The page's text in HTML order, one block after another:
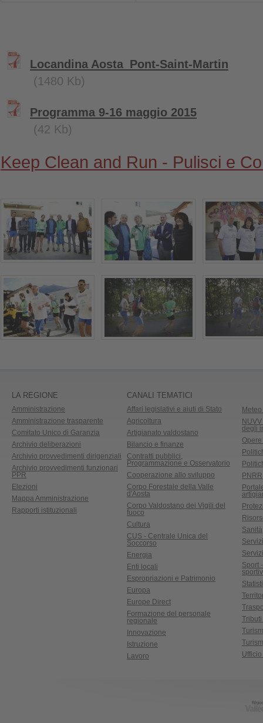
Locandina Aosta_Pont-Saint-Martin
(1480 Kb)
Programma 9-16 maggio 2015
(42 Kb)
Keep Clean and Run - Pulisci e
LA REGIONE
Amministrazione
Amministrazione trasparente
Comitato Unico di Garanzia
Archivio deliberazioni
Archivio provvedimenti dirigenziali
Archivio provvedimenti funzionari
PPR
Elezioni
Mappa Amministrazione
Rapporti istituzionali
CANALI TEMATICI
Affari legislativi e aiuti di Stato
Agricoltura
Artigianato valdostano
Bilancio e finanze
Contratti pubblici,
Programmazione e Osservatorio
Cooperazione allo sviluppo
Corpo Forestale della Valle
d'Aosta
Corpo Valdostano dei Vigili del
fuoco
Cultura
CUS - Centrale Unica del
Soccorso
Energia
Enti locali
Espropriazioni e Patrimonio
Europa
Europe Direct
Formazione del personale
regionale
Innovazione
Istruzione
Lavoro
degli
PNRR
Sanità
Sport